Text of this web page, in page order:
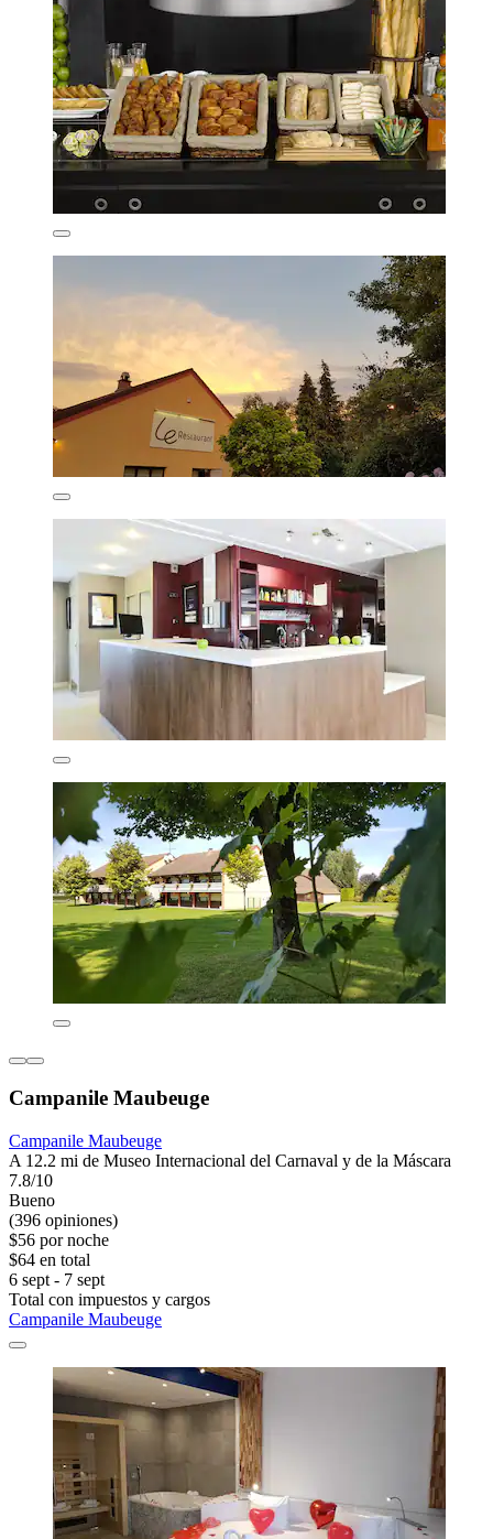
Campanile Maubeuge
Campanile Maubeuge
A 12.2 mi de Museo Internacional del Carnaval y de la Máscara
7.8/10
Bueno
(396 opiniones)
$56 por noche
$64 en total
6 sept - 7 sept
Total con impuestos y cargos
Campanile Maubeuge